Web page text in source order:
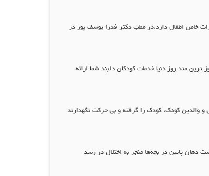
خاص اطفال دارد.در مطب دکتر فدرا یوسف پور در
متد روز دنیا خدمات کودکان دلبند شما ارائه
و والدین کودک، کودک را گرفته و بی حرکت نگهدارند
دهان پایین در بچه‌ها منجر به اختلال در رشد